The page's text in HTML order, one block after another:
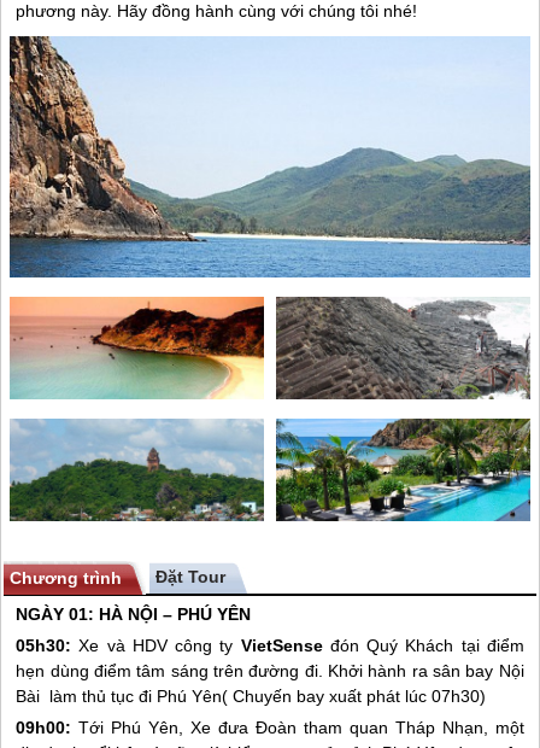
phương này. Hãy đồng hành cùng với chúng tôi nhé!
Chương trình
NGÀY 01: HÀ NỘI – PHÚ YÊN
05h30:Xe và HDV công ty VietSense đón Quý Khách tại điểm
hẹn dùng điểm tâm sáng trên đường đi. Khởi hành ra sân bay Nội
Bài làm thủ tục đi Phú Yên( Chuyến bay xuất phát lúc 07h30)
09h00: Tới Phú Yên , Xe đưa Đoàn tham quan Tháp Nhạn, một